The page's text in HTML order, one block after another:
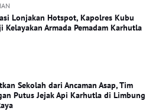
Lonjakan Hotspot, Kapolres Kubu
Kelayakan Armada Pemadam Karhutla
Sekolah dari Ancaman Asap, Tim
Putus Jejak Api Karhutla di Limbung